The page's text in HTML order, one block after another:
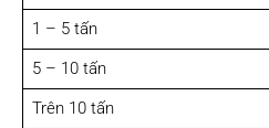
1 – 5 tấn
5 – 10 tấn
Trên 10 tấn